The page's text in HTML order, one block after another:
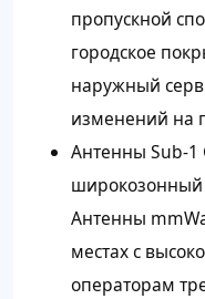
пропускной
городское
наружный
изменений на
Антенны Sub-1
широкозонный
Антенны
местах с
операторам